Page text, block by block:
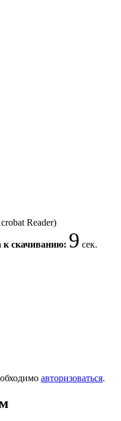
Reader)
к скачиванию: 8 сек.
авторизоваться.